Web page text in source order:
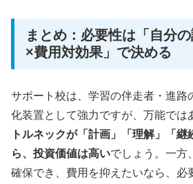
まとめ：必要性は「自分
×費用対効果」で決める
サポート校は、学習の伴走者・進路
化装置として強力ですが、万能では
トルネックが「計画」「理解」「
ら、投資価値は高いでしょう。一方
確保でき、費用を抑えたいなら、必